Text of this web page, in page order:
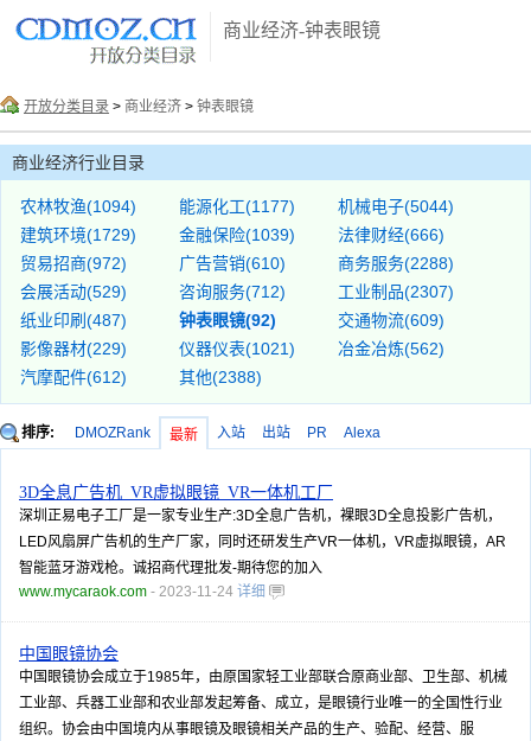
商业经济-钟表眼镜
开放分类目录 > 商业经济 > 钟表眼镜
商业经济行业目录
农林牧渔(1094) 能源化工(1177)
机械电子(5044)
建筑环境(1729)
金融保险(1039)
法律财经(666)
贸易招商(972)
广告营销(610)
商务服务(2288)
会展活动(529)
咨询服务(712)
工业制品(2307)
纸业印刷(487)
钟表眼镜(92)
交通物流(609)
影像器材(229)
仪器仪表(1021)
冶金冶炼(562)
汽摩配件(612)
其他(2388)
排序: DMOZRank 最新 入站 出站 PR Alexa
3D全息广告机_VR虚拟眼镜_VR一体机工厂
深圳正易电子工厂是一家专业生产:3D全息广告机，裸眼3D全息投影广告机，
LED风扇屏广告机的生产厂家，同时还研发生产VR一体机，VR虚拟眼镜，AR
智能蓝牙游戏枪。诚招商代理批发-期待您的加入
www.mycaraok.com - 2023-11-24 详细
中国眼镜协会
中国眼镜协会成立于1985年，由原国家轻工业部联合原商业部、卫生部、机械
工业部、兵器工业部和农业部发起筹备、成立，是眼镜行业唯一的全国性行业
组织。协会由中国境内从事眼镜及眼镜相关产品的生产、验配、经营、服